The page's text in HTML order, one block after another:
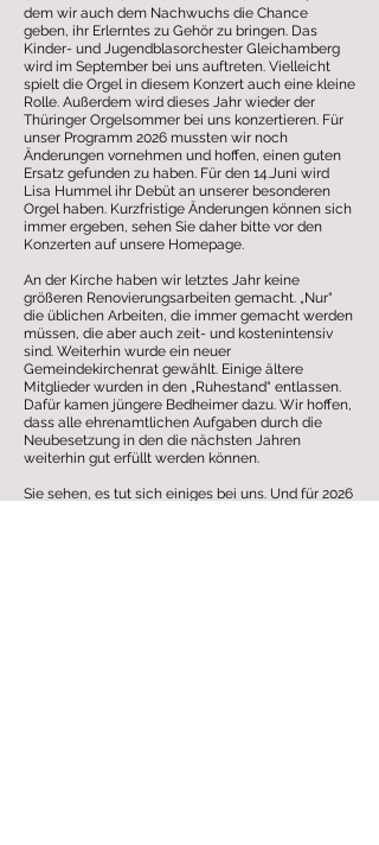
dem wir auch dem Nachwuchs die Chance
geben, ihr Erlerntes zu Gehör zu bringen. Das
Kinder- und Jugendblasorchester Gleichamberg
wird im September bei uns auftreten. Vielleicht
spielt die Orgel in diesem Konzert auch eine kleine
Rolle. Außerdem wird dieses Jahr wieder der
Thüringer Orgelsommer bei uns konzertieren. Für
unser Programm 2026 mussten wir noch
Änderungen vornehmen und hoffen, einen guten
Ersatz gefunden zu haben. Für den 14.Juni wird
Lisa Hummel ihr Debüt an unserer besonderen
Orgel haben. Kurzfristige Änderungen können sich
immer ergeben, sehen Sie daher bitte vor den
Konzerten auf unsere Homepage.
An der Kirche haben wir letztes Jahr keine
größeren Renovierungsarbeiten gemacht. „Nur“
die üblichen Arbeiten, die immer gemacht werden
müssen, die aber auch zeit- und kostenintensiv
sind. Weiterhin wurde ein neuer
Gemeindekirchenrat gewählt. Einige ältere
Mitglieder wurden in den „Ruhestand“ entlassen.
Dafür kamen jüngere Bedheimer dazu. Wir hoffen,
dass alle ehrenamtlichen Aufgaben durch die
Neubesetzung in den die nächsten Jahren
weiterhin gut erfüllt werden können.
Sie sehen, es tut sich einiges bei uns. Und für 2026